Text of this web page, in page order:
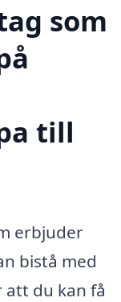
som
till
erbjuder
bistå med
du kan få